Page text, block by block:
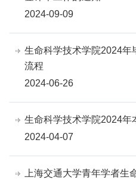
2024-09-09
生命科学技术学院2024年
流程
2024-06-26
生命科学技术学院2024年
2024-04-07
上海交通大学青年学者生